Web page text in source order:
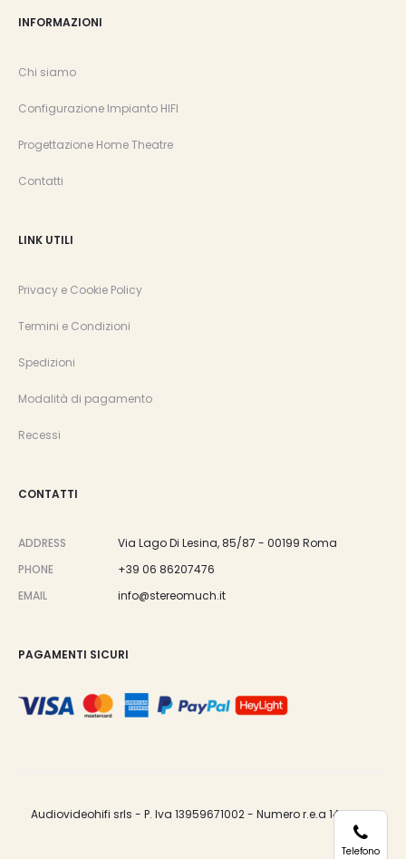
INFORMAZIONI
Chi siamo
Configurazione Impianto HIFI
Progettazione Home Theatre
Contatti
LINK UTILI
Privacy e Cookie Policy
Termini e Condizioni
Spedizioni
Modalità di pagamento
Recessi
CONTATTI
ADDRESS
Via Lago Di Lesina, 85/87 - 00199 Roma
PHONE
+39 06 86207476
EMAIL
info@stereomuch.it
PAGAMENTI SICURI
Audiovideohifi srls - P. Iva 13959671002 - Numero r.e.a 1487033.
Telefono